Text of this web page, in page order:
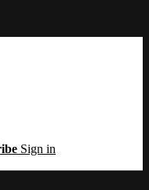
Sign in